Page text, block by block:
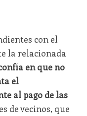
con el
la relacionada
en que no
el
al pago de las
de vecinos, que